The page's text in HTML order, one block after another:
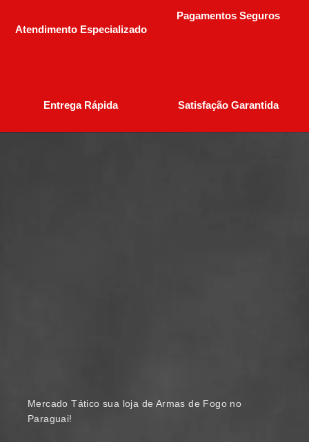
Atendimento Especializado
Pagamentos Seguros
Entrega Rápida Satisfação Garantida
Mercado Tático sua loja de Armas de Fogo no
Paraguai!